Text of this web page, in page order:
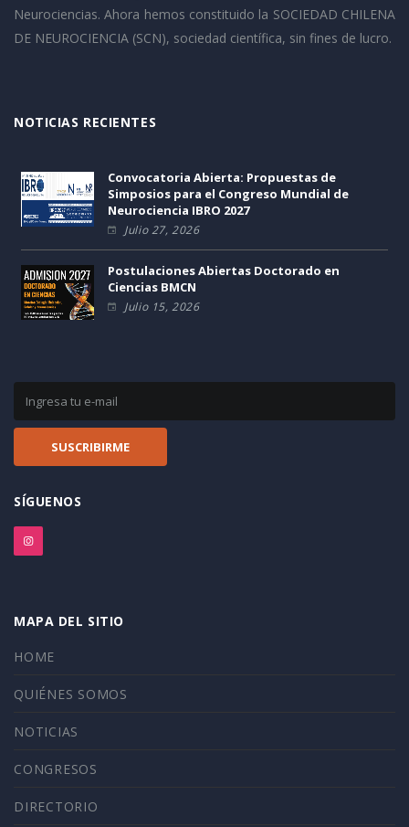
Neurociencias. Ahora hemos constituido la SOCIEDAD CHILENA
DE NEUROCIENCIA (SCN), sociedad científica, sin fines de lucro.
NOTICIAS RECIENTES
Convocatoria Abierta: Propuestas de
Simposios para el Congreso Mundial de
Neurociencia IBRO 2027
Julio 27, 2026
Postulaciones Abiertas Doctorado en
Ciencias BMCN
Julio 15, 2026
SÍGUENOS
MAPA DEL SITIO
HOME
QUIÉNES SOMOS
NOTICIAS
CONGRESOS
DIRECTORIO